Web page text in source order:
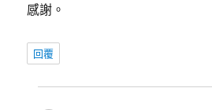
感謝。
回覆